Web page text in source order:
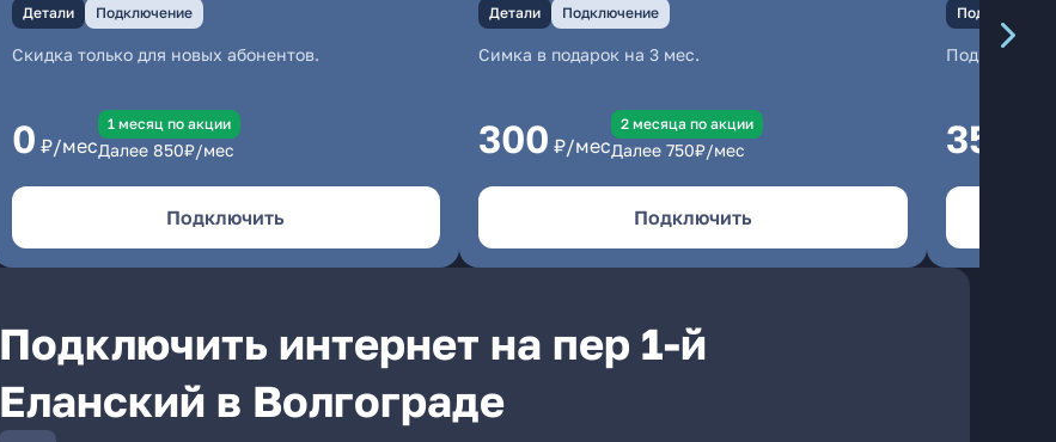
Детали Подключение
Скидка только для новых абонентов.
0 ₽/мес
1 месяц по акции
Далее 850₽/мес
Подключить
Детали Подключение
Симка в подарок на 3 мес.
300 ₽/мес
2 месяцa по акции
Далее 750₽/мес
Подключить
Подключение
350
Подключить интернет на пер 1-й
Еланский в Волгограде